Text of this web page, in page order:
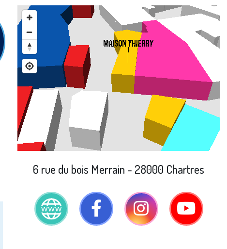
6 rue du bois Merrain - 28000 Chartres